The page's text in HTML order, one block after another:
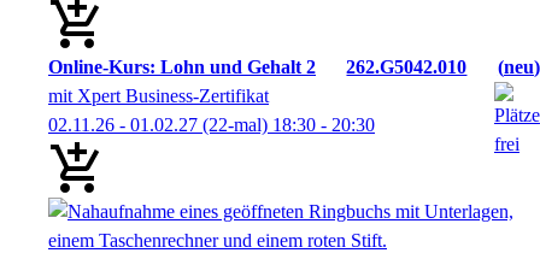
Online-Kurs: Lohn und Gehalt 2 262.G5042.010
neu
mit Xpert Business-Zertifikat
02.11.26 - 01.02.27 (22-mal) 18:30 - 20:30